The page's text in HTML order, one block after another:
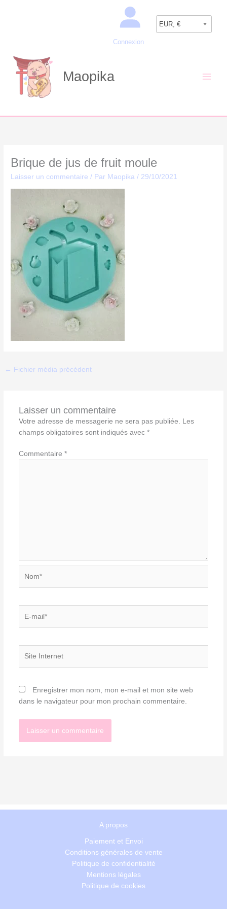
Connexion
EUR, €
Maopika
Brique de jus de fruit moule
Laisser un commentaire / Par Maopika/ 29/10/2021
← Fichier média précédent
Laisser un commentaire
Votre adresse de messagerie ne sera pas publiée.
Les
champs obligatoires sont indiqués avec *
Commentaire *
mail*
Enregistrer mon nom, mon e-mail et mon site web
dans le navigateur pour mon prochain commentaire.
A propos
Paiement et Envoi
Conditions générales de vente
Politique de confidentialité
Mentions légales
Politique de cookies
Recherche